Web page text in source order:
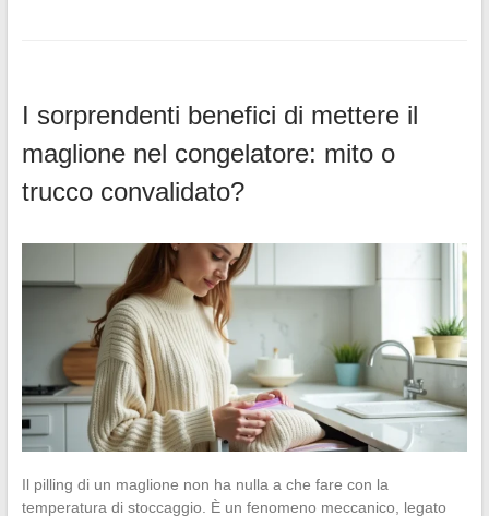
I sorprendenti benefici di mettere il
maglione nel congelatore: mito o
trucco convalidato?
Il pilling di un maglione non ha nulla a che fare con la
temperatura di stoccaggio. È un fenomeno meccanico, legato